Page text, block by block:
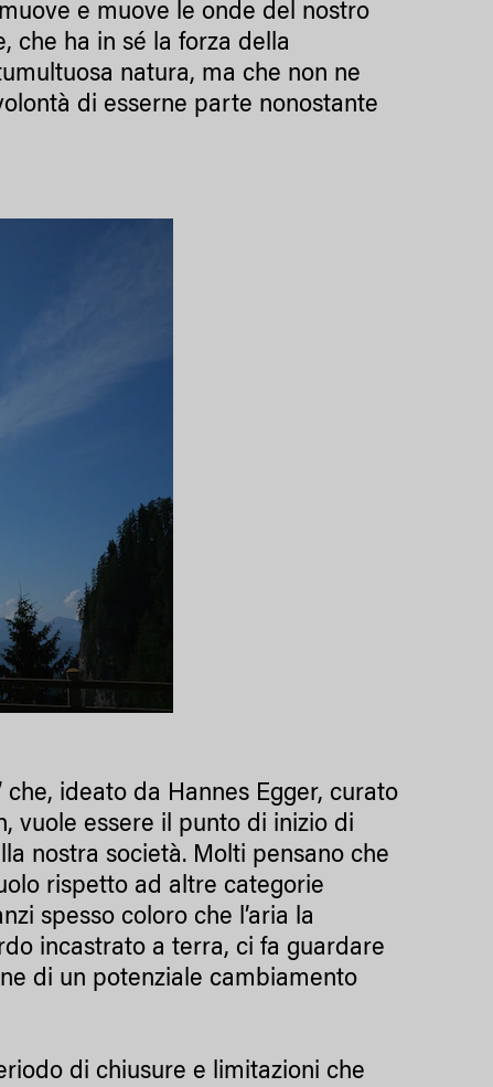
e muove le onde del nostro
che ha in sé la forza della
natura, ma che non ne
di esserne parte nonostante
che, ideato da Hannes Egger, curato
vuole essere il punto di inizio di
nostra società. Molti pensano che
rispetto ad altre categorie
spesso coloro che l’aria la
incastrato a terra, ci fa guardare
di un potenziale cambiamento
di chiusure e limitazioni che